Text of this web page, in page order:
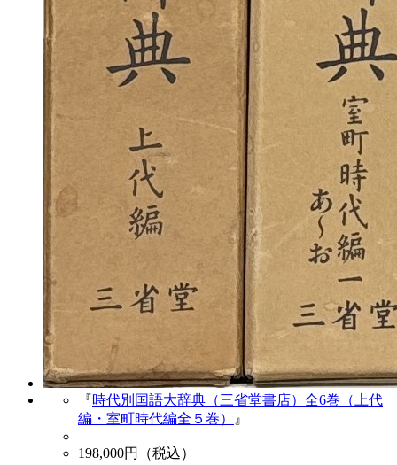
『時代別国語大辞典（三省堂書店）全6巻（上代
編・室町時代編全５巻）
』
198,000円（税込）